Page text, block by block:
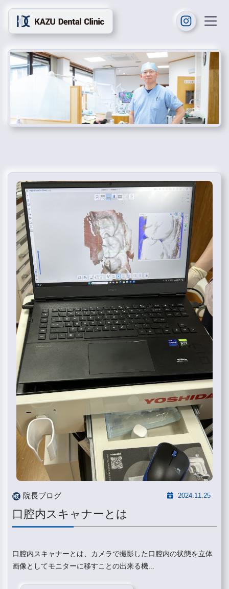
院長ブログ 2024.11.25
口腔内スキャナーとは
口腔内スキャナーとは、カメラで撮影した口腔内の状態を立体
画像としてモニターに移すことの出来る機...